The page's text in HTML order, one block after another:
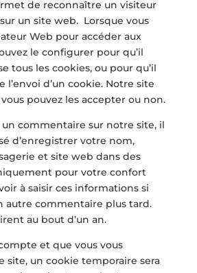
de reconnaître un visiteur
un site web. Lorsque vous
Web pour accéder aux
le configurer pour qu’il
tous les cookies, ou pour qu’il
l’envoi d’un cookie. Notre site
pouvez les accepter ou non.
un commentaire sur notre site, il
d’enregistrer votre nom,
et site web dans des
pour votre confort
à saisir ces informations si
autre commentaire plus tard.
au bout d’un an.
et que vous vous
site, un cookie temporaire sera